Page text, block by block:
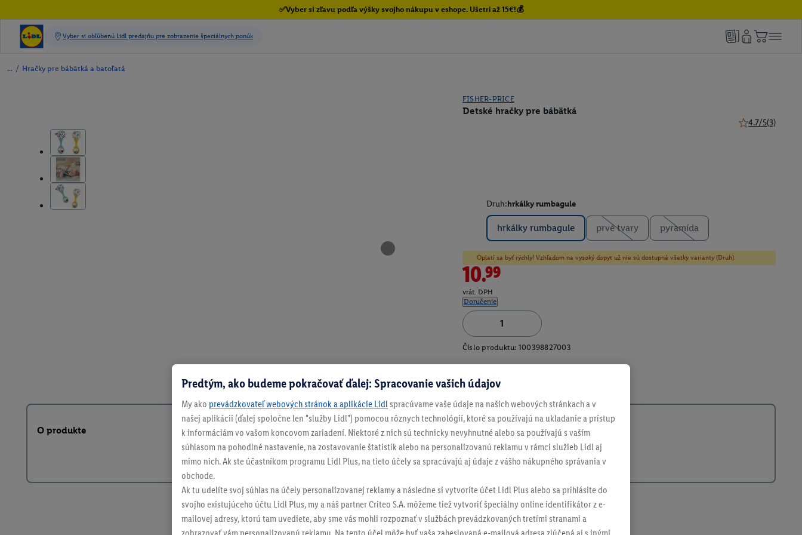
✅Vyber si zľavu podľa výšky svojho nákupu v eshope. Ušetri až 15€!💰
/ Hračky pre bábätká a batoľatá
FISHER-PRICE
Detské hračky pre bábätká
4.7/5(3)
Druh:hrkálky rumbagule
hrkálky rumbagule prvé tvary pyramída
Oplatí sa byť rýchly! Vzhľadom na vysoký dopyt už nie sú dostupné všetky varianty (Druh).
10.99
vrát. DPH
Doručenie
Číslo produktu: 100398827003
O produkte
Predtým, ako budeme pokračovať ďalej: Spracovanie vašich údajov
My ako prevádzkovateľ webových stránok a aplikácie Lidl spracúvame vaše údaje na našich webových stránkach a v
našej aplikácii (ďalej spoločne len "služby Lidl") pomocou rôznych technológií, ktoré sa používajú na ukladanie a prístup
k informáciám vo vašom koncovom zariadení. Niektoré z nich sú technicky nevyhnutné alebo sa používajú s vaším
súhlasom na pohodlné nastavenie, na zostavovanie štatistík alebo na personalizovanú reklamu v rámci služieb Lidl aj
mimo nich. Ak ste účastníkom programu Lidl Plus, na tieto účely sa spracúvajú aj údaje z vášho nákupného správania v
obchode.
Ak tu udelíte svoj súhlas na účely personalizovanej reklamy a následne si vytvoríte účet Lidl Plus alebo sa prihlásite do
svojho existujúceho účtu Lidl Plus, my a náš partner Criteo S.A. môžeme tiež vytvoriť špeciálny online identifikátor z e-
mailovej adresy, ktorú tam uvediete, aby sme vás mohli rozpoznať v službách prevádzkovaných tretími stranami a